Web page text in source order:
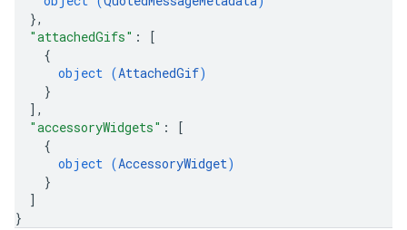
},
"attachedGifs" :
[
{
object (AttachedGif)
}
] ,
"accessoryWidgets" :
[
{
object (AccessoryWidget)
}
]
}